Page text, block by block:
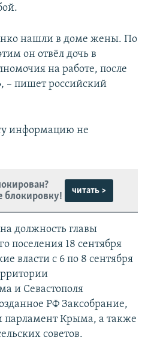
нашли в доме жены. По
он отвёл дочь в
на работе, после
– пишет российский
информацию не
блокировку!
читать >
должность главы
поселения 18 сентября
власти с 6 по 8 сентября
и Севастополя
РФ Заксобрание,
парламент Крыма, а также
советов.